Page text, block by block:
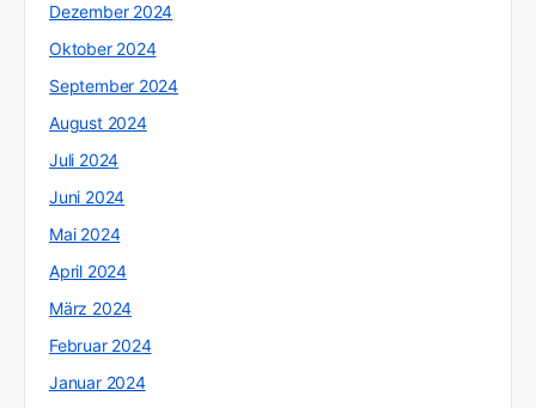
Dezember 2024
Oktober 2024
September 2024
August 2024
Juli 2024
Juni 2024
Mai 2024
April 2024
März 2024
Februar 2024
Januar 2024